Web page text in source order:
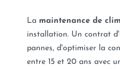
La maintenance de clim
installation. Un contrat d'
pannes, d'optimiser la
entre 15 et 20 ans avec